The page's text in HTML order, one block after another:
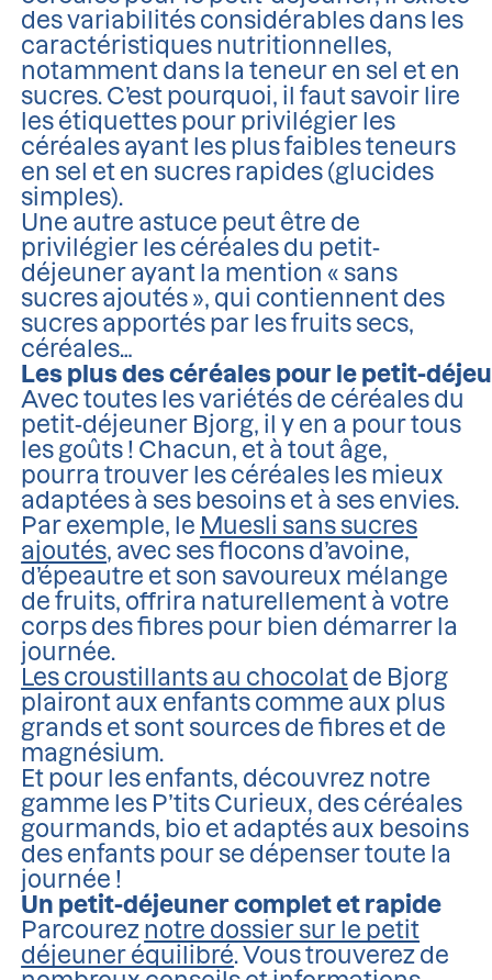
des variabilités considérables dans les
caractéristiques nutritionnelles,
notamment dans la teneur en sel et en
sucres. C’est pourquoi, il faut savoir lire
les étiquettes pour privilégier les
céréales ayant les plus faibles teneurs
en sel et en sucres rapides (glucides
simples).
Une autre astuce peut être de
privilégier les céréales du petit-
déjeuner ayant la mention « sans
sucres ajoutés », qui contiennent des
sucres apportés par les fruits secs,
céréales…
Les plus des céréales pour le petit-
Avec toutes les variétés de céréales du
petit-déjeuner Bjorg, il y en a pour tous
les goûts ! Chacun, et à tout âge,
pourra trouver les céréales les mieux
adaptées à ses besoins et à ses envies.
Par exemple, le Muesli sans sucres
ajoutés, avec ses flocons d’avoine,
d’épeautre et son savoureux mélange
de fruits, offrira naturellement à votre
corps des fibres pour bien démarrer la
journée.
Les croustillants au chocolat de Bjorg
plairont aux enfants comme aux plus
grands et sont sources de fibres et de
magnésium.
Et pour les enfants, découvrez notre
gamme les P’tits Curieux, des céréales
gourmands, bio et adaptés aux besoins
des enfants pour se dépenser toute la
journée !
Un petit-déjeuner complet et rapide
Parcourez notre dossier sur le petit
déjeuner équilibré. Vous trouverez de